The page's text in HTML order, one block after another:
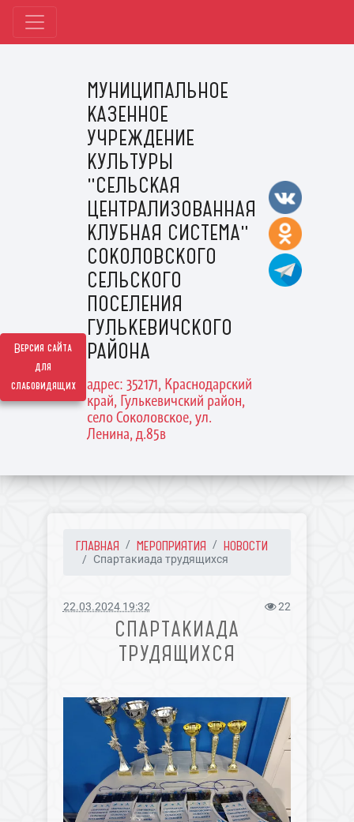
Версия сайта
для
слабовидящих
МУНИЦИПАЛЬНОЕ
КАЗЕННОЕ
УЧРЕЖДЕНИЕ
КУЛЬТУРЫ
"СЕЛЬСКАЯ
ЦЕНТРАЛИЗОВАННАЯ
КЛУБНАЯ СИСТЕМА"
СОКОЛОВСКОГО
СЕЛЬСКОГО
ПОСЕЛЕНИЯ
ГУЛЬКЕВИЧСКОГО
РАЙОНА
адрес: 352171, Краснодарский
край, Гулькевичский район,
село Соколовское, ул.
Ленина, д.85в
ГЛАВНАЯ МЕРОПРИЯТИЯ НОВОСТИ
Спартакиада трудящихся
22.03.2024 19:32 22
СПАРТАКИАДА
ТРУДЯЩИХСЯ